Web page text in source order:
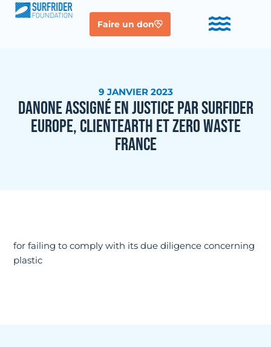
Faire un don
9 JANVIER 2023
DANONE ASSIGNÉ EN JUSTICE PAR SURFIDER
EUROPE, CLIENTEARTH ET ZERO WASTE
FRANCE
for failing to comply with its due diligence concerning
plastic